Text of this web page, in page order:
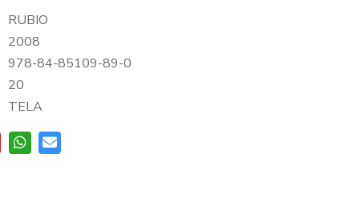
RUBIO
2008
978-84-85109-89-0
20
TELA